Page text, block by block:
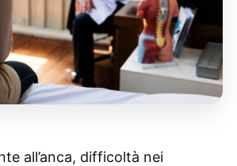
all’anca, difficoltà nei